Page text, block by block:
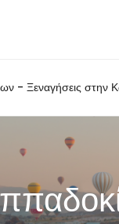
- Ξεναγήσεις στην